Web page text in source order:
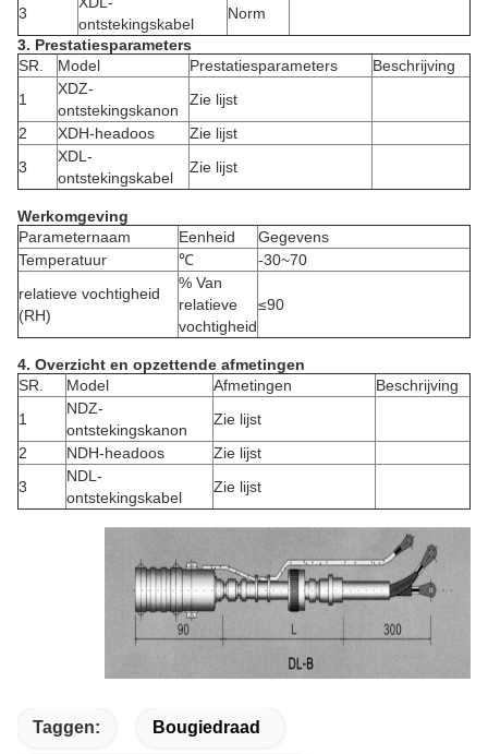
3
ontstekingskabel
Norm
3. Prestatiesparameters
SR.
Model Prestatiesparameters
Beschrijving
1
XDZ-
ontstekingskanon
Zie lijst
2
XDH-headoos
Zie lijst
3
XDL-
ontstekingskabel
Zie lijst
Werkomgeving
Parameternaam
Eenheid
Gegevens
Temperatuur
℃
-30~70
relatieve vochtigheid
(RH)
% Van
relatieve
vochtigheid
≤90
4. Overzicht en opzettende afmetingen
SR.
Model Afmetingen
Beschrijving
1
NDZ-
ontstekingskanon
Zie lijst
2
NDH-headoos
Zie lijst
3
NDL-
ontstekingskabel
Zie lijst
Taggen: Bougiedraad